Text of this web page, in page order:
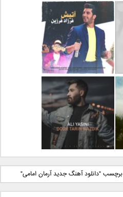
دانلود آهنگ جدید علی
لهراسبی بنام صورت
دانلود آهنگ جدید فرزاد
فرزین بنام آتیش
دانلود آهنگ جدید علی
یاسینی بنام دورترین نزدیک
برچسب "دانلود آهنگ جدید آرمان امامی"